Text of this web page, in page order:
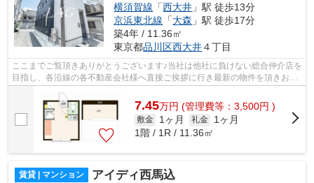
横須賀線 「西大井 」駅 徒歩13分
京浜東北線 「大森 」駅 徒歩17分
築4年 / 11.36㎡
東京都品川区西大井４丁目
ここまでご覧頂きありがとうございます♪当社は他社に負けない総合仲介店を
目指し、各沿線の各不動産会社様へ直接ご挨拶に行き最新の物件を頂きお客
様へ提供しております！最新の情報は...
7.45万円 (管理費等：3,500円 )
敷金 1ヶ月 礼金
1ヶ月
1階 / 1R / 11.36㎡
賃貸 | マンション アイディ西馬込